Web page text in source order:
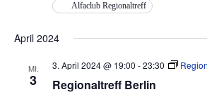
Alfaclub Regionaltreff
April 2024
MI.
3 Regionaltreff Berlin
3. April 2024 @ 19:00 -23:30